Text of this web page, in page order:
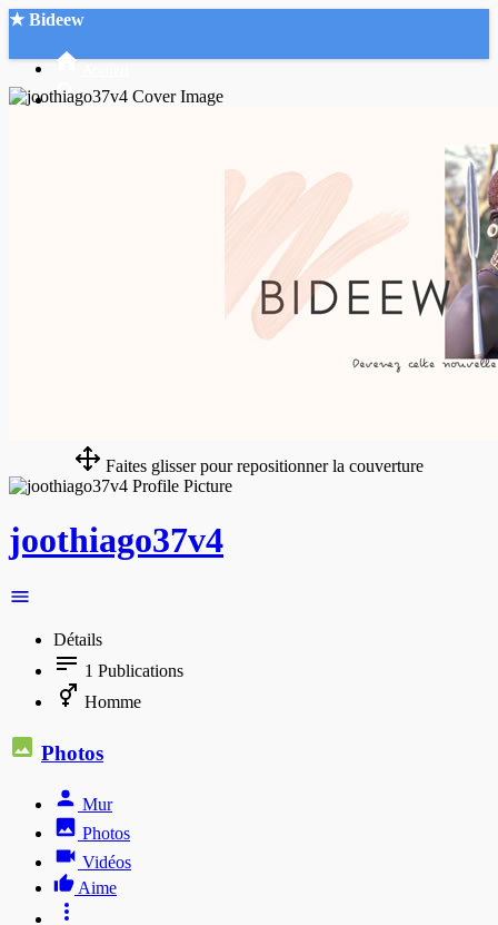
★ Bideew
Faites glisser pour repositionner la couverture
joothiago37v4
Détails
1 Publications
Homme
Photos
Mur
Photos
Vidéos
Aime